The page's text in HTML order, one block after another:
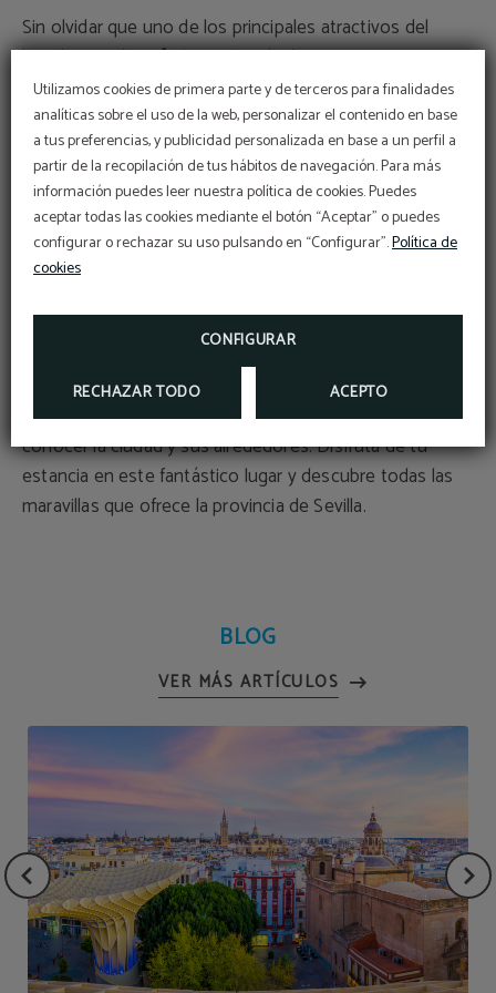
Utilizamos cookies de primera parte y de terceros para finalidades
analíticas sobre el uso de la web, personalizar el contenido en base
a tus preferencias, y publicidad personalizada en base a un perfil a
partir de la recopilación de tus hábitos de navegación. Para más
información puedes leer nuestra política de cookies. Puedes
aceptar todas las cookies mediante el botón “Aceptar” o puedes
configurar o rechazar su uso pulsando en “Configurar”.Política de
cookies
CONFIGURAR
RECHAZAR TODO ACEPTO
Sin olvidar que uno de los principales atractivos del
hotel es surica oferta gastronómica. En su restaurante
Tierra de Olivospodrás degustar los mejores platos de
la cocina local como gazpacho, salmorejo, huevos a la
flamenca o el cocido sevillano. Todo ello elaborado con
productos locales de la mejor calidad. Y si lo que buscas
es un lugar donde degustar tapas, en su taberna podrás
disfrutar de algunas de ellas acompañadas de una
cerveza bien fría. La selección incluye tapas clásicas
también hay propuestas más innovadoras.
Así que no lo olvides, cuando planees un viaje a Sevilla,
elHotel YIT Vereda Reales la mejor opción para
conocer la ciudad y sus alrededores. Disfruta de tu
estancia en este fantástico lugar y descubre todas las
maravillas que ofrece la provincia de Sevilla.
BLOG
VER MÁS ARTÍCULOS